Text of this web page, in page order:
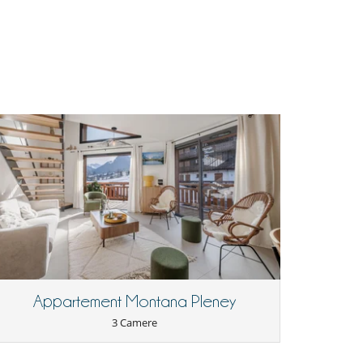
Appartement Montana Pleney
3 Camere